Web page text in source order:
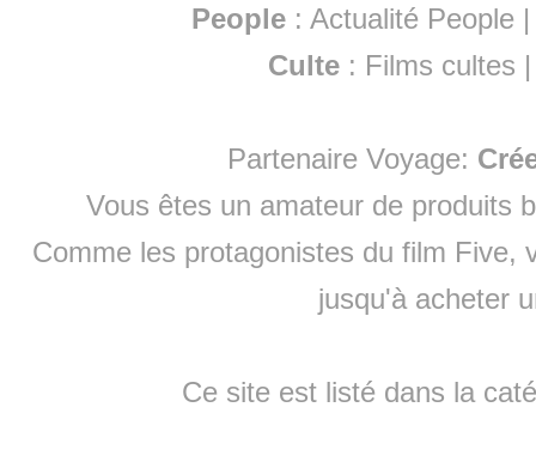
People :Actualité People
Culte : Films cultes
Partenaire Voyage:
Vous êtes un amateur de produits
Comme les protagonistes du film Five,
jusqu'à acheter
Ce site est listé dans la